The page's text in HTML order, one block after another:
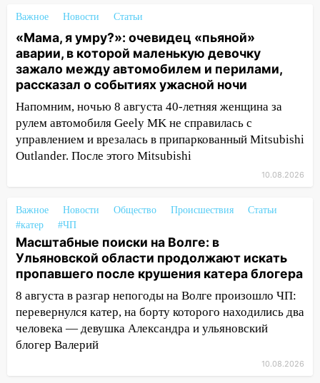
человека на Волге и транспортный
коллапс
19:43
Из-за ураганного ветра упали
деревья в парке «Победы»
18:00 Пепелище на Балтийской: в
Заволжье ульяновские спасатели
ликвидировали крупный пожар
17:15 Прогноз погоды на 10 августа в
Волге пропал известный блогер: нужна
помощь в поисках
15:28 Соцсети: на «Ауди» упало дерево
в Новом городе
15:12 В Ульяновске выгорела кухня в
многоэтажке
14:18 Гинеколог рассказала о том, с
какими сложностями сталкиваются
Важное Новости Статьи
«Мама, я умру?»: очевидец «пьяной»
аварии, в которой маленькую девочку
зажало между автомобилем и перилами,
рассказал о событиях ужасной ночи
Напомним, ночью 8 августа 40-летняя женщина за
рулем автомобиля Geely MK не справилась с
управлением и врезалась в припаркованный Mitsubishi
Outlander. После этого Mitsubishi
10.08.2026
Важное Новости Общество Происшествия
Статьи
#катер
#ЧП
Масштабные поиски на Волге: в
Ульяновской области продолжают искать
пропавшего после крушения катера блогера
8 августа в разгар непогоды на Волге произошло ЧП:
перевернулся катер, на борту которого находились два
человека — девушка Александра и ульяновский
блогер Валерий
10.08.2026